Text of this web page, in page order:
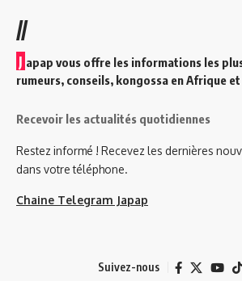
//
J apap vous offre les informations les
rumeurs, conseils, kongossa en Afrique
Recevoir les actualités quotidiennes
Restez informé ! Recevez les dernières
dans votre téléphone.
Chaine Telegram Japap
Suivez-nous